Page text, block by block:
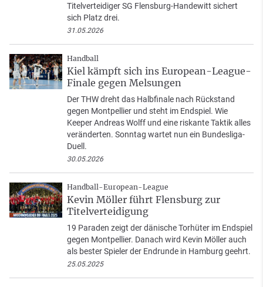
Titelverteidiger SG Flensburg-Handewitt sichert
sich Platz drei.
31.05.2026
Handball
Kiel kämpft sich ins European-League-
Finale gegen Melsungen
Der THW dreht das Halbfinale nach Rückstand
gegen Montpellier und steht im Endspiel. Wie
Keeper Andreas Wolff und eine riskante Taktik alles
veränderten. Sonntag wartet nun ein Bundesliga-
Duell.
30.05.2026
Handball-European-League
Kevin Möller führt Flensburg zur
Titelverteidigung
19 Paraden zeigt der dänische Torhüter im Endspiel
gegen Montpellier. Danach wird Kevin Möller auch
als bester Spieler der Endrunde in Hamburg geehrt.
25.05.2025